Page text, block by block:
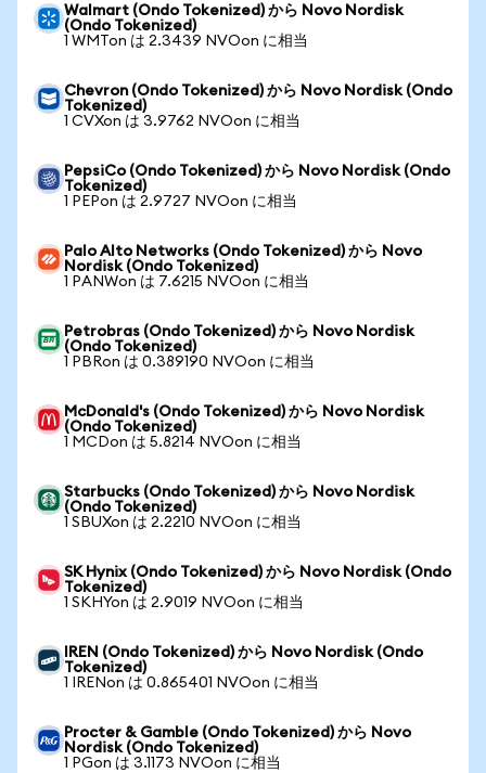
Walmart (Ondo Tokenized) から Novo Nordisk
(Ondo Tokenized)
1 WMTon は 2.3439 NVOon に相当
Chevron (Ondo Tokenized) から Novo Nordisk (Ondo
Tokenized)
1 CVXon は 3.9762 NVOon に相当
PepsiCo (Ondo Tokenized) から Novo Nordisk (Ondo
Tokenized)
1 PEPon は 2.9727 NVOon に相当
Palo Alto Networks (Ondo Tokenized) から Novo
Nordisk (Ondo Tokenized)
1 PANWon は 7.6215 NVOon に相当
Petrobras (Ondo Tokenized) から Novo Nordisk
(Ondo Tokenized)
1 PBRon は 0.389190 NVOon に相当
McDonald's (Ondo Tokenized) から Novo Nordisk
(Ondo Tokenized)
1 MCDon は 5.8214 NVOon に相当
Starbucks (Ondo Tokenized) から Novo Nordisk
(Ondo Tokenized)
1 SBUXon は 2.2210 NVOon に相当
SK Hynix (Ondo Tokenized) から Novo Nordisk (Ondo
Tokenized)
1 SKHYon は 2.9019 NVOon に相当
IREN (Ondo Tokenized) から Novo Nordisk (Ondo
Tokenized)
1 IRENon は 0.865401 NVOon に相当
Procter & Gamble (Ondo Tokenized) から Novo
Nordisk (Ondo Tokenized)
1 PGon は 3.1173 NVOon に相当